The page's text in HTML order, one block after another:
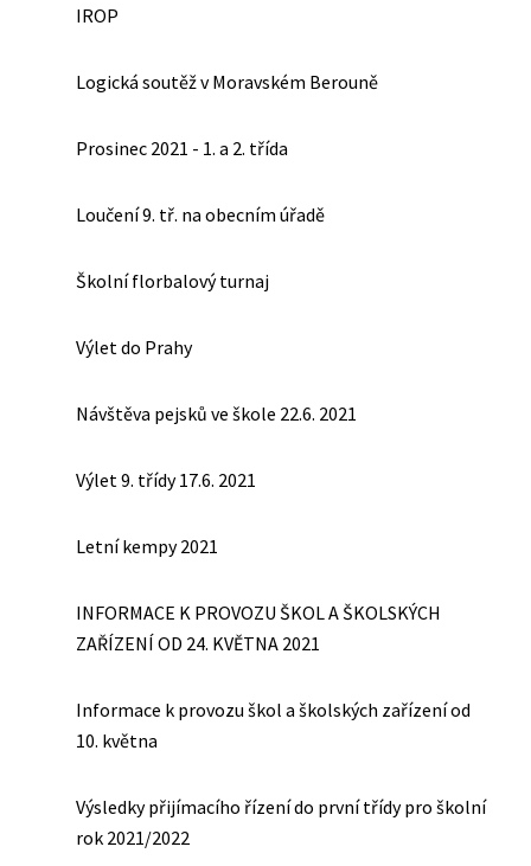
IROP
Logická soutěž v Moravském Berouně
Prosinec 2021 - 1. a 2. třída
Loučení 9. tř. na obecním úřadě
Školní florbalový turnaj
Výlet do Prahy
Návštěva pejsků ve škole 22.6. 2021
Výlet 9. třídy 17.6. 2021
Letní kempy 2021
INFORMACE K PROVOZU ŠKOL A ŠKOLSKÝCH
ZAŘÍZENÍ OD 24. KVĚTNA 2021
Informace k provozu škol a školských zařízení od
10. května
Výsledky přijímacího řízení do první třídy pro školní
rok 2021/2022